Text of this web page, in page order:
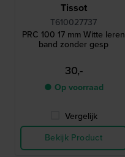
Tissot
T610027737
PRC 100 17 mm Witte leren
band zonder gesp
30,-
● Op voorraad
Vergelijk
Bekijk Product